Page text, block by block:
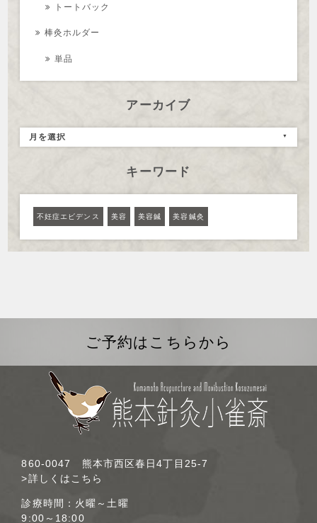
トートバック
棒灸ホルダー
単品
アーカイブ
月を選択
キーワード
不妊症エビデンス 美容 美容鍼 美容鍼灸
ご予約はこちらから
860-0047 熊本市西区春日4丁目25-7
>詳しくはこちら
診療時間：火曜～土曜
9:00～18:00